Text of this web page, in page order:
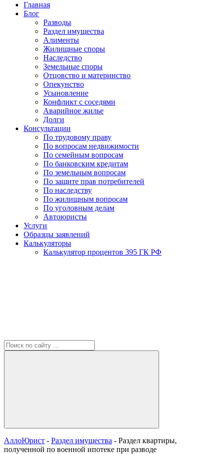
Главная
Блог
Разводы
Раздел имущества
Алименты
Жилищные споры
Наследство
Земельные споры
Отцовство и материнство
Опекунство
Усыновление
Конфликт с соседями
Аварийное жилье
Долги
Консультации
По трудовому праву
По вопросам недвижимости
По семейным вопросам
По банковским кредитам
По земельным вопросам
По защите прав потребителей
По наследству
По жилищным вопросам
По уголовным делам
Автоюристы
Услуги
Образцы заявлений
Калькуляторы
Калькулятор процентов 395 ГК РФ
АллоЮрист - Раздел имущества - Раздел квартиры,
полученной по военной ипотеке при разводе